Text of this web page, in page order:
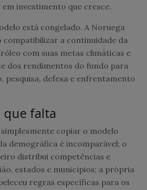
investimento que cresce.
está congelado. A Noruega
compatibilizar a continuidade da
com suas metas climáticas e
dos rendimentos do fundo para
pesquisa, defesa e enfrentamento
que falta
copiar o modelo
demográfica é incomparável; o
distribui competências e
estados e municípios; a própria
regras específicas para os